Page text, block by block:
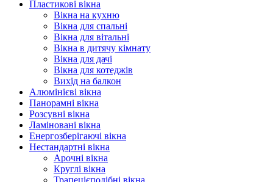
Пластикові вікна
Вікна на кухню
Вікна для спальні
Вікна для вітальні
Вікна в дитячу кімнату
Вікна для дачі
Вікна для котеджів
Вихід на балкон
Алюмінієві вікна
Панорамні вікна
Розсувні вікна
Ламіновані вікна
Енергозберігаючі вікна
Нестандартні вікна
Арочні вікна
Круглі вікна
Трапецієподібні вікна